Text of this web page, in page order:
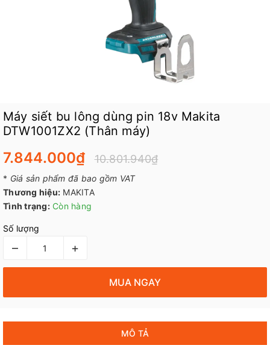
Máy siết bu lông dùng pin 18v Makita
DTW1001ZX2 (Thân máy)
7.844.000₫ 10.801.940₫
* Giá sản phẩm đã bao gồm VAT
Thương hiệu: MAKITA
Tình trạng: Còn hàng
Số lượng
– +
MUA NGAY
MÔ TẢ